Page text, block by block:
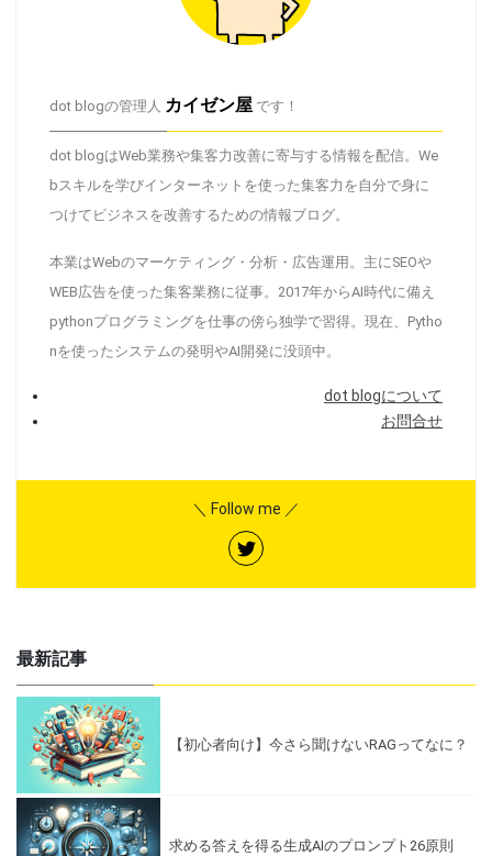
dot blogの管理人 カイゼン屋 です！
dot blogはWeb業務や集客力改善に寄与する情報を配信。We
bスキルを学びインターネットを使った集客力を自分で身に
つけてビジネスを改善するための情報ブログ。
本業はWebのマーケティング・分析・広告運用。主にSEOや
WEB広告を使った集客業務に従事。2017年からAI時代に備え
pythonプログラミングを仕事の傍ら独学で習得。現在、Pytho
nを使ったシステムの発明やAI開発に没頭中。
dot blogについて
お問合せ
＼ Follow me ／
最新記事
【初心者向け】今さら聞けないRAGってなに？
求める答えを得る生成AIのプロンプト26原則